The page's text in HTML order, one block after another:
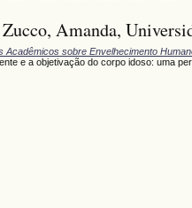
Amanda,
Acadêmicos sobre Envelhecimento
e a objetivação do corpo idoso: uma